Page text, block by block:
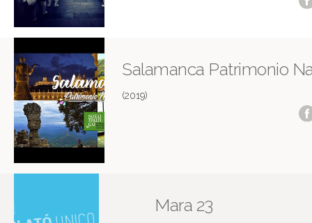
Salamanca Patrimonio
(2019)
Mara 23